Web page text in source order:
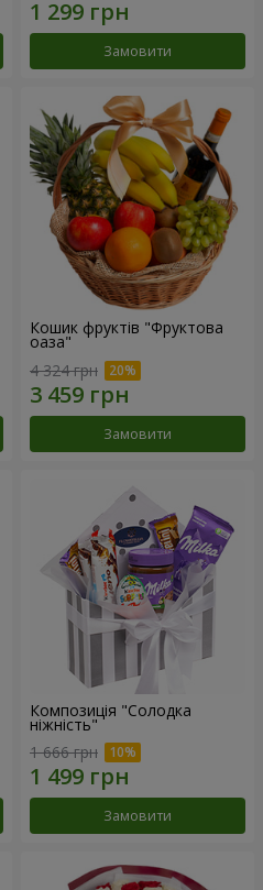
Замовити
Кошик фруктів "Фруктова
оаза"
4 324 грн
Замовити
Композиція "Солодка
ніжність"
1 666 грн
Замовити